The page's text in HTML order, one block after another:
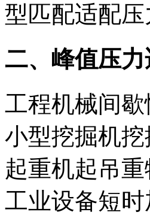
型匹配适配压
二、峰值压
工程机械间
小型挖掘机
起重机起吊
工业设备短时